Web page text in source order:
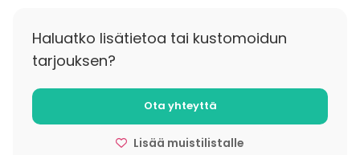
Haluatko lisätietoa tai kustomoidun
tarjouksen?
Ota yhteyttä
Lisää muistilistalle